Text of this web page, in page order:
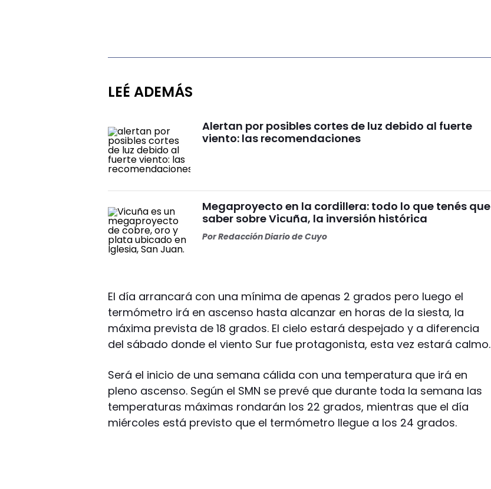
LEÉ ADEMÁS
Alertan por posibles cortes de luz debido al fuerte
viento: las recomendaciones
Megaproyecto en la cordillera: todo lo que tenés que
saber sobre Vicuña, la inversión histórica
PorRedacción Diario de Cuyo
El día arrancará con una mínima de apenas 2 grados pero luego el
termómetro irá en ascenso hasta alcanzar en horas de la siesta, la
máxima prevista de 18 grados. El cielo estará despejado y a diferencia
del sábado donde el viento Sur fue protagonista, esta vez estará calmo.
Será el inicio de una semana cálida con una temperatura que irá en
pleno ascenso. Según el SMN se prevé que durante toda la semana las
temperaturas máximas rondarán los 22 grados, mientras que el día
miércoles está previsto que el termómetro llegue a los 24 grados.